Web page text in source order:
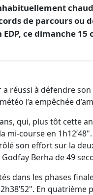
de parcours ou
ce dimanche 15
a réussi à défendre
l’a empêchée
qui, plus tôt cette
mi-course en
son effort sur la
Berha de 49
dans les phases
En